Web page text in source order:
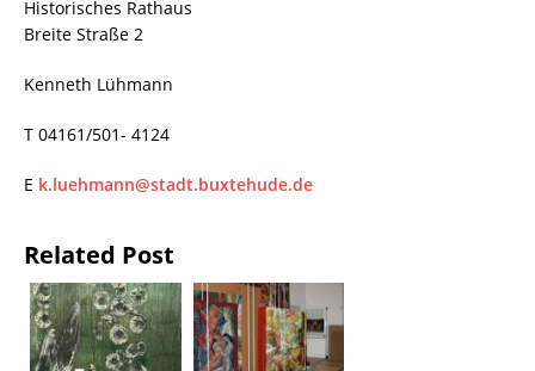
Historisches Rathaus
Breite Straße 2
Kenneth Lühmann
T 04161/501- 4124
E k.luehmann@stadt.buxtehude.de
Related Post